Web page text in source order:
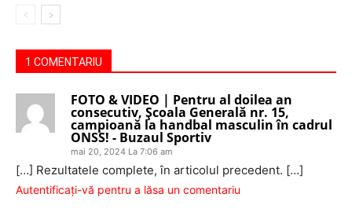
1 COMENTARIU
FOTO & VIDEO | Pentru al doilea an
consecutiv, Şcoala Generală nr. 15,
campioană la handbal masculin în cadrul
ONSS! - Buzaul Sportiv
mai 20, 2024 La 7:06 am
[…] Rezultatele complete, în articolul precedent. […]
Autentificați-vă pentru a lăsa un comentariu